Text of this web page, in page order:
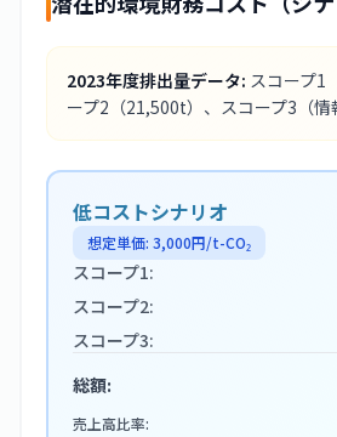
2023年度排出量データ: スコープ1
ープ2 （21,500t） 、スコープ3 （
低コストシナリオ
想定単価: 3,000円/t-CO₂
スコープ1:
スコープ2:
スコープ3:
総額:
売上高比率: